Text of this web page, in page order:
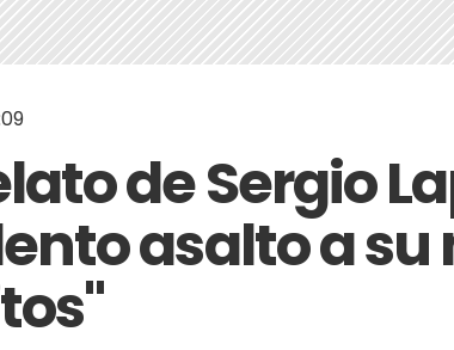
de Sergio
asalto a